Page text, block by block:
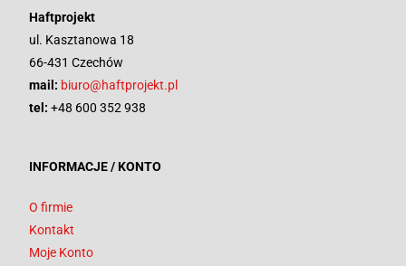
Haftprojekt
ul. Kasztanowa 18
66-431 Czechów
mail: biuro@haftprojekt.pl
tel: +48 600 352 938
INFORMACJE / KONTO
O firmie
Kontakt
Moje Konto